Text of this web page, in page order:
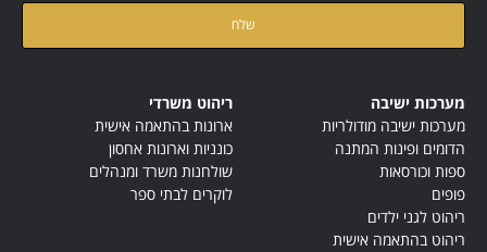
מדיניות הפרטיות
מערכות ישיבה
מערכות ישיבה מודולריות
הדומים ופינות המתנה
ספות וכורסאות
פופים
ריהוט לגני ילדים
ריהוט בהתאמה אישית
ריהוט משרדי
ארונות בהתאמה אישית
כונניות וארונות אחסון
שולחנות משרד ומנהלים
לוקרים לבתי ספר